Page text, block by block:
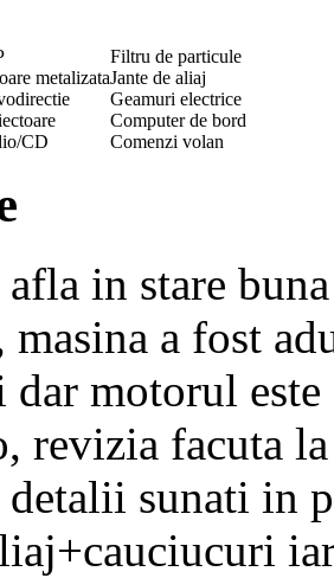
Filtru de particule
metalizataJante de aliaj
Geamuri electrice
Computer de bord
CD Comenzi volan
afla in stare
a fost
dar motorul
revizia facuta
sunati in